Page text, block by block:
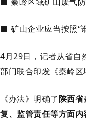
■ 矿山企业应当按照“
4月29日，记者从省自
部门联合印发《秦岭区
《办法》明确了陕西
复、监管责任等方面内